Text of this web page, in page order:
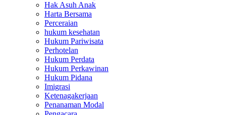
Hak Asuh Anak
Harta Bersama
Perceraian
hukum kesehatan
Hukum Pariwisata
Perhotelan
Hukum Perdata
Hukum Perkawinan
Hukum Pidana
Imigrasi
Ketenagakerjaan
Penanaman Modal